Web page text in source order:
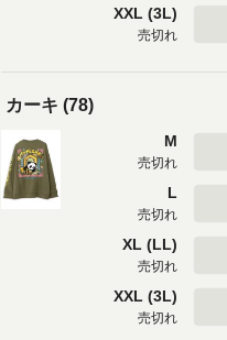
XXL (3L)
売切れ
カーキ (78)
M
売切れ
L
売切れ
XL (LL)
売切れ
XXL (3L)
売切れ